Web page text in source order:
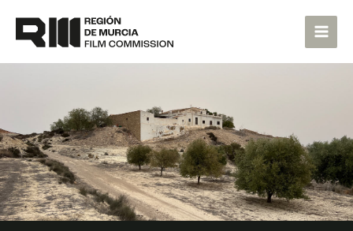
contenido
Main